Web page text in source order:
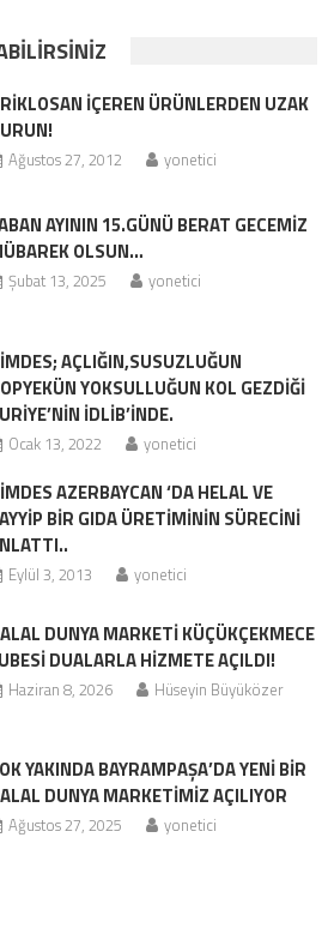
IÇEREN ÜRÜNLERDEN UZAK
Ağustos 27, 2012 yonetici
AYININ 15.GÜNÜ BERAT GECEMİZ
OLSUN…
Şubat 13, 2025 yonetici
AÇLIĞIN,SUSUZLUĞUN
YOKSULLUĞUN KOL GEZDİĞİ
İDLİB’İNDE.
Ocak 13, 2022 yonetici
AZERBAYCAN ‘DA HELAL VE
BİR GIDA ÜRETİMİNİN SÜRECİNİ
Eylül 3, 2013 yonetici
DUNYA MARKETİ KÜÇÜKÇEKMECE
DUALARLA HİZMETE AÇILDI!
Haziran 8, 2026 Hüseyin Büyüközer
YAKINDA BAYRAMPAŞA’DA YENİ BİR
DUNYA MARKETİMİZ AÇILIYOR
Ağustos 27, 2025 yonetici